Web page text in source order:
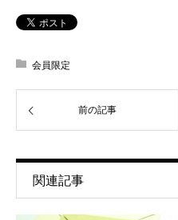
会員限定
前の記事
関連記事